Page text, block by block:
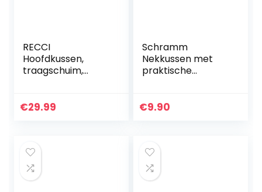
RECCI
Hoofdkussen,
traagschuim,
tegen nekpijn,
€29.99
Schramm
Nekkussen met
praktische
reiskussen,
reiskussen…
€9.90